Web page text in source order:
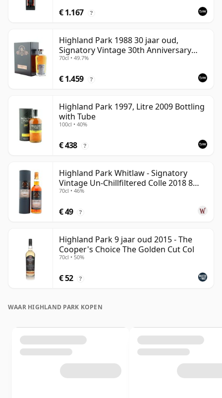
€ 1.167 ?
Highland Park 1988 30 jaar oud,
Signatory Vintage 30th Anniversary
2018
70cl • 49.7%
€ 1.459 ?
Highland Park 1997, Litre 2009 Bottling
with Tube
100cl • 40%
€ 438 ?
Highland Park Whitlaw - Signatory
Vintage Un-Chillfiltered Colle 2018 8
jaar oud
70cl • 46%
€ 49 ?
Highland Park 9 jaar oud 2015 - The
Cooper's Choice The Golden Cut Col
70cl • 50%
€ 52 ?
WAAR HIGHLAND PARK KOPEN